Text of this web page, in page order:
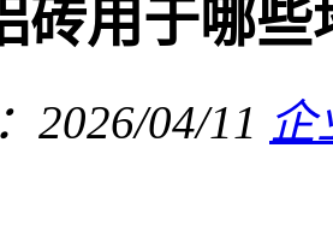
砖用于哪些
2026/04/11 企